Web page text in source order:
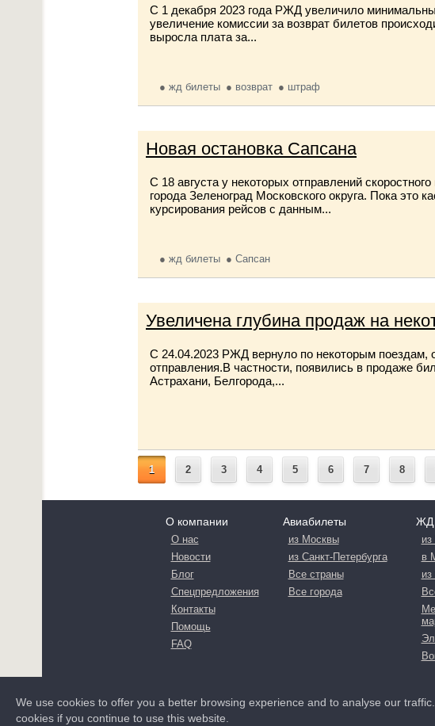
С 1 декабря 2023 года РЖД увеличило
увеличение комиссии за возврат билетов
выросла плата за...
жд билеты возврат штраф
Новая остановка Сапсана
С 18 августа у некоторых отправлений
города Зеленоград Московского округа. Пока
курсирования рейсов с данным...
жд билеты Сапсан
Увеличена глубина продаж на
C 24.04.2023 РЖД вернуло по некоторым поездам,
отправления.В частности, появились в продаже
Астрахани, Белгорода,...
1 2 3 4 5 6 7 8
О компании
О нас
Новости
Блог
Спецпредложения
Контакты
Помощь
FAQ
Авиабилеты
из Москвы
из Санкт-Петербурга
Все страны
Все города
ЖД
в
из
We use cookies to offer you a better browsing experience and to analyse our
cookies if you continue to use this website.